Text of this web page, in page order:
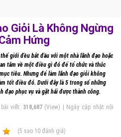
Giỏi Là Không Ngừng
Hứng
giới đều bắt đầu với một nhà lãnh đạo hoặc
tâm về một điều gì đó để tổ chức và thúc
tiêu. Nhưng để làm lãnh đạo giỏi không
tốt điều đó. Dưới đây là 5 trong số những
đạo phục vụ và gặt hái được thành công.
viết: 318,687(View) | Ngày cập nhật nội
(5 sao 10 đánh giá)